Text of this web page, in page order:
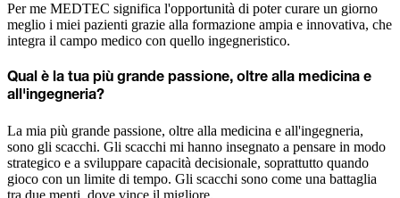
Per me MEDTEC significa l'opportunità di poter curare un giorno
meglio i miei pazienti grazie alla formazione ampia e innovativa, che
integra il campo medico con quello ingegneristico.
Qual è la tua più grande passione, oltre alla medicina e
all'ingegneria?
La mia più grande passione, oltre alla medicina e all'ingegneria,
sono gli scacchi. Gli scacchi mi hanno insegnato a pensare in modo
strategico e a sviluppare capacità decisionale, soprattutto quando
gioco con un limite di tempo. Gli scacchi sono come una battaglia
tra due menti, dove vince il migliore.